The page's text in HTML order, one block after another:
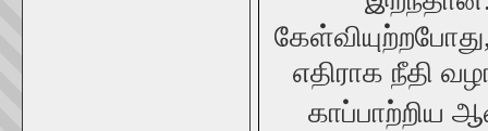
எதிராக நீதி
காப்பாற்றிய